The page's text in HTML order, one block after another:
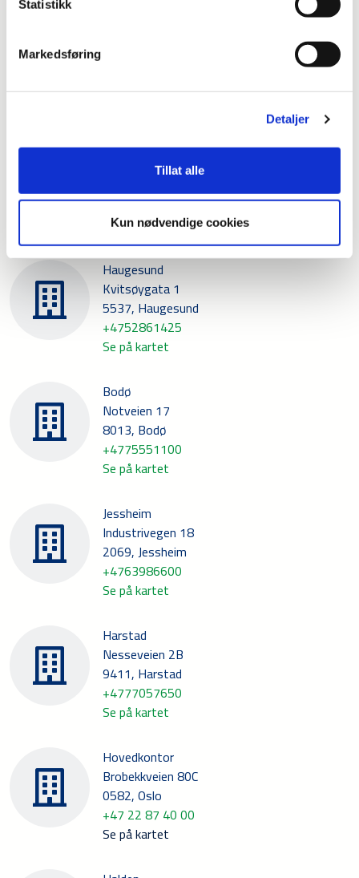
Statistikk
Markedsføring
Detaljer
Tillat alle
Kun nødvendige cookies
Drammen
Tegleverksveien 1
+4732842600
Se på kartet
Haugesund
Kvitsøygata 1
5537, Haugesund
+4752861425
Se på kartet
Bodø
Notveien 17
8013, Bodø
+4775551100
Se på kartet
Jessheim
Industrivegen 18
2069, Jessheim
+4763986600
Se på kartet
Harstad
Nesseveien 2B
9411, Harstad
+4777057650
Se på kartet
Hovedkontor
Brobekkveien 80C
0582, Oslo
+47 22 87 40 00
Se på kartet